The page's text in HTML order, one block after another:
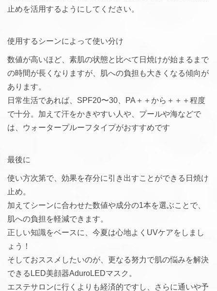
止めを活用するようにしてください。
使用するシーンによって使い分け
数値が高いほど、素肌の状態と比べて日焼けが始まるまで
の時間が長くなりますが、肌への負担も大きくなる傾向が
あります。
日常生活であれば、SPF20〜30、PA＋＋から＋＋＋程度
で十分。加えて汗をかきやすい人や、プールや海などで
は、ウォータープルーフタイプがおすすめです
最後に
使い方次第で、効果を存分に引き出すことができる日焼け
止め。
加えてシーンに合わせた数値や成分の1本を選ぶことで、
肌への負担を軽減できます。
正しい知識をベースに、今夏は心地よくUVケアをしまし
ょう！
そしておススメしたいのが、更なる努力で肌の悩みを解決
できるLED美顔器AduroLEDマスク。
エステサロンに行くよりも経済的ですし、さらに通いや予